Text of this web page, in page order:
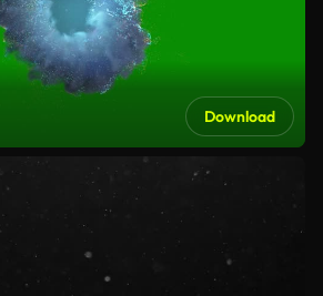
Download